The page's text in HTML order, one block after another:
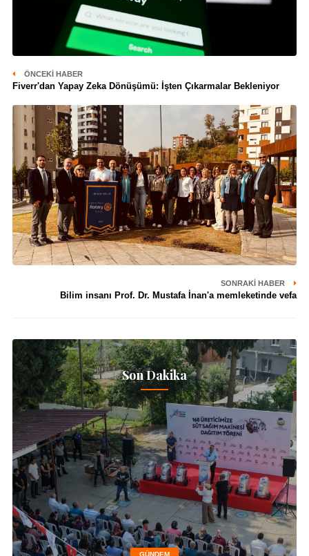
ÖNCEKI HABER
Fiverr'dan Yapay Zeka Dönüşümü: İşten Çıkarmalar Bekleniyor
SONRAKI HABER
Bilim insanı Prof. Dr. Mustafa İnan'a memleketinde vefa
Son Dakika
GÜNDEM